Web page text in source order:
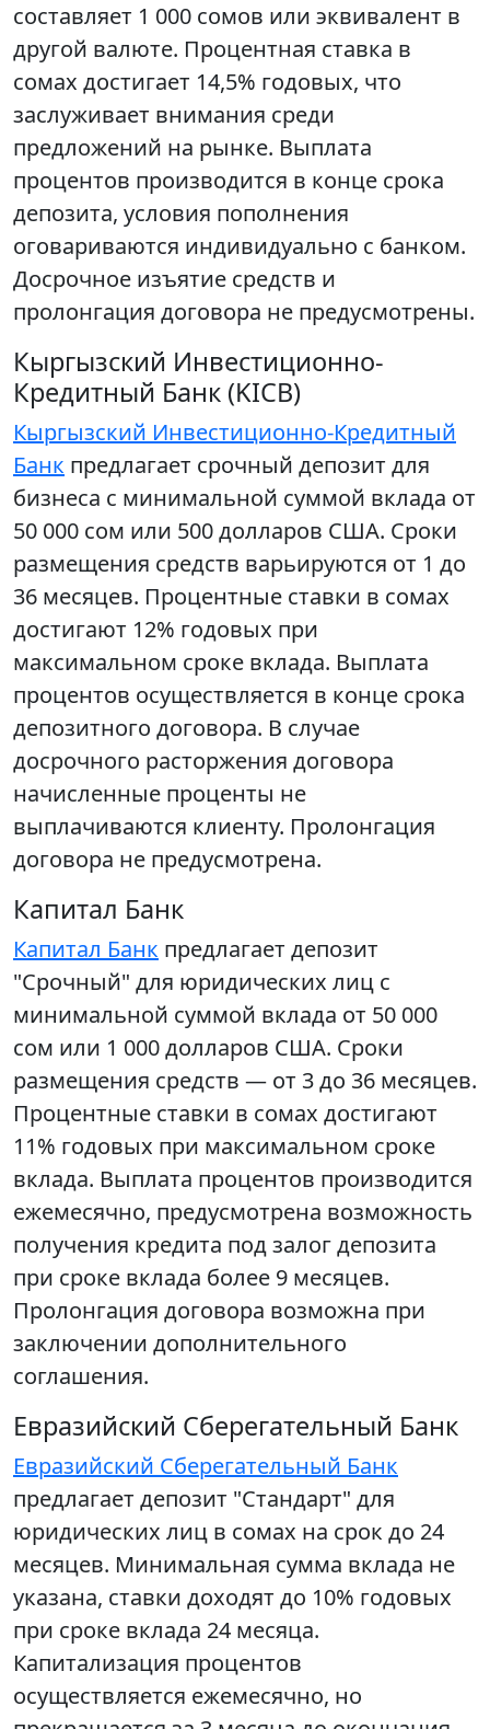
составляет 1 000 сомов или эквивалент в
другой валюте. Процентная ставка в
сомах достигает 14,5% годовых, что
заслуживает внимания среди
предложений на рынке. Выплата
процентов производится в конце срока
депозита, условия пополнения
оговариваются индивидуально с банком.
Досрочное изъятие средств и
пролонгация договора не предусмотрены.
Кыргызский Инвестиционно-
Кредитный Банк (KICB)
Кыргызский Инвестиционно-Кредитный
Банк предлагает срочный депозит для
бизнеса с минимальной суммой вклада от
50 000 сом или 500 долларов США. Сроки
размещения средств варьируются от 1 до
36 месяцев. Процентные ставки в сомах
достигают 12% годовых при
максимальном сроке вклада. Выплата
процентов осуществляется в конце срока
депозитного договора. В случае
досрочного расторжения договора
начисленные проценты не
выплачиваются клиенту. Пролонгация
договора не предусмотрена.
Капитал Банк
Капитал Банк предлагает депозит
"Срочный" для юридических лиц с
минимальной суммой вклада от 50 000
сом или 1 000 долларов США. Сроки
размещения средств — от 3 до 36 месяцев.
Процентные ставки в сомах достигают
11% годовых при максимальном сроке
вклада. Выплата процентов производится
ежемесячно, предусмотрена возможность
получения кредита под залог депозита
при сроке вклада более 9 месяцев.
Пролонгация договора возможна при
заключении дополнительного
соглашения.
Евразийский Сберегательный Банк
Евразийский Сберегательный Банк
предлагает депозит "Стандарт" для
юридических лиц в сомах на срок до 24
месяцев. Минимальная сумма вклада не
указана, ставки доходят до 10% годовых
при сроке вклада 24 месяца.
Капитализация процентов
осуществляется ежемесячно, но